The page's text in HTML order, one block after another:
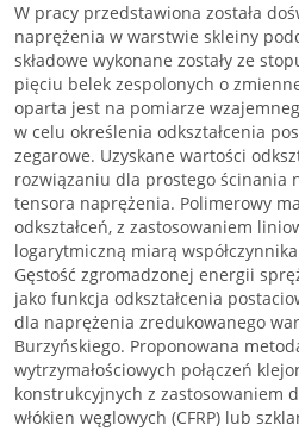
W pracy przedstawiona została
naprężenia w warstwie skleiny
składowe wykonane zostały ze
pięciu belek zespolonych o
oparta jest na pomiarze
w celu określenia odkształcenia
zegarowe. Uzyskane wartości
rozwiązaniu dla prostego ścinania
tensora naprężenia. Polimerowy
odkształceń, z zastosowaniem
logarytmiczną miarą
Gęstość zgromadzonej energii
jako funkcja odkształcenia
dla naprężenia zredukowanego
Burzyńskiego. Proponowana
wytrzymałościowych połączeń
konstrukcyjnych z zastosowaniem
włókien węglowych (CFRP) lub